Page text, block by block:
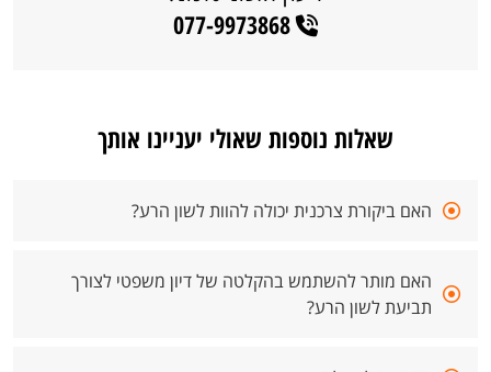
077-9973868
שאלות נוספות שאולי יעניינו אותך
האם ביקורת צרכנית יכולה להוות לשון הרע?
האם מותר להשתמש בהקלטה של דיון משפטי לצורך
תביעת לשון הרע?